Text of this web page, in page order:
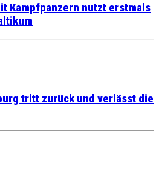
Kampfpanzern nutzt erstmals
tritt zurück und verlässt die